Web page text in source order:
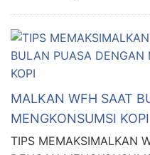
MALKAN WFH SAAT
MENGKONSUMSI KOPI
TIPS MEMAKSIMALKAN